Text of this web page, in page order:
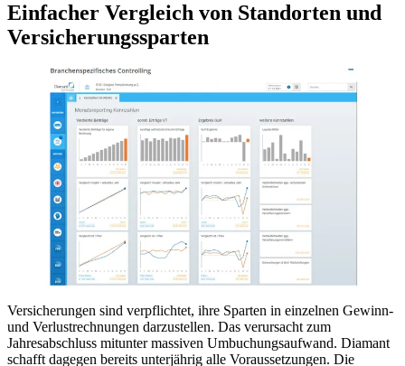
Einfacher Vergleich von Standorten und
Versicherungssparten
Versicherungen sind verpflichtet, ihre Sparten in einzelnen Gewinn-
und Verlustrechnungen darzu­stellen. Das verursacht zum
Jahresabschluss mitunter massiven Umbuchungsaufwand. Diamant
schafft dagegen bereits unterjährig alle Voraussetzungen. Die